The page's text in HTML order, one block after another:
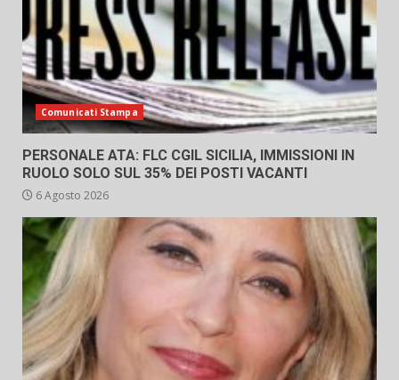
Comunicati Stampa
PERSONALE ATA: FLC CGIL SICILIA, IMMISSIONI IN
RUOLO SOLO SUL 35% DEI POSTI VACANTI
6 Agosto 2026